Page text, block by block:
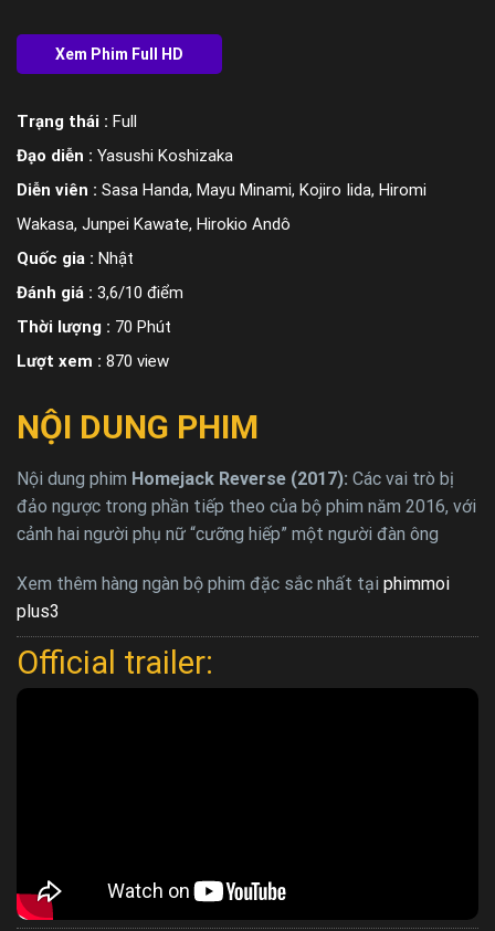
Trạng thái : Full
Đạo diễn : Yasushi Koshizaka
Diễn viên : Sasa Handa, Mayu Minami, Kojiro Iida, Hiromi
Wakasa, Junpei Kawate, Hirokio Andô
Quốc gia : Nhật
Đánh giá : 3,6/10 điểm
Thời lượng : 70 Phút
Lượt xem : 870 view
NỘI DUNG PHIM
Nội dung phim Homejack Reverse (2017): Các vai trò bị
đảo ngược trong phần tiếp theo của bộ phim năm 2016, với
cảnh hai người phụ nữ “cưỡng hiếp” một người đàn ông
Xem thêm hàng ngàn bộ phim đặc sắc nhất tại phimmoi
plus3
Official trailer: